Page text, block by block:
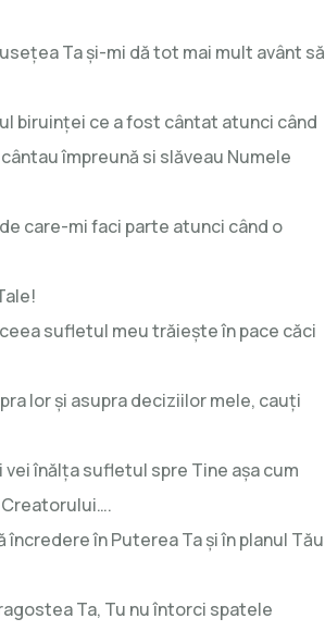
Ta şi-mi dă tot mai mult avânt să
biruinţei ce a fost cântat atunci când
împreună si slăveau Numele
care-mi faci parte atunci când o
sufletul meu trăieşte în pace căci
lor şi asupra deciziilor mele, cauţi
înălţa sufletul spre Tine aşa cum
în Puterea Ta şi în planul Tău
Ta, Tu nu întorci spatele